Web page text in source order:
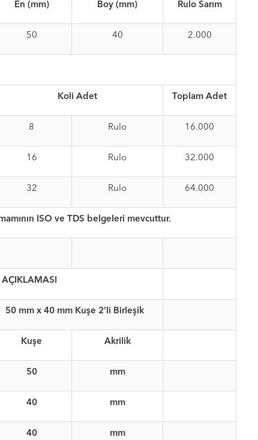
En (mm) Boy (mm) Rulo Sarım
50 40 2.000
Koli Adet Toplam Adet
8 Rulo 16.000
16 Rulo 32.000
32 Rulo 64.000
ISO ve TDS belgeleri mevcuttur.
AÇIKLAMASI
50 mm x 40 mm Kuşe 2’li Birleşik
Kuşe Akrilik
50 mm
40 mm
40 mm